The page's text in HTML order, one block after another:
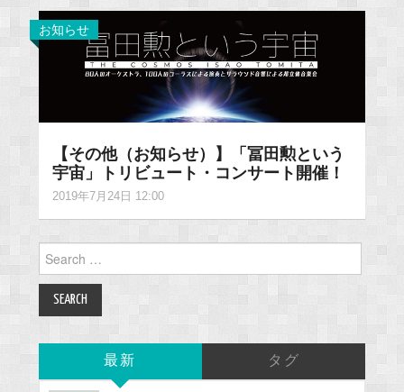
お知らせ
【その他（お知らせ）】「冨田勲という
宇宙」トリビュート・コンサート開催！
2019年7月24日 12:00
Search
for:
最新 タグ